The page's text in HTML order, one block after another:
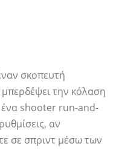
σκοπευτή
την κόλαση
ένα shooter run-and-
αν
σε σπριντ μέσω των